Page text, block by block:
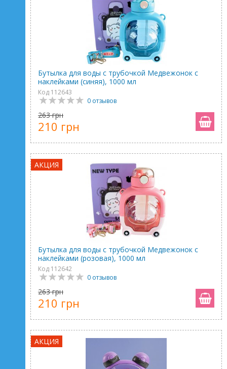
Бутылка для воды с трубочкой Медвежонок с
наклейками (синяя), 1000 мл
Код 112643
0 отзывов
263 грн
210 грн
АКЦИЯ
Бутылка для воды с трубочкой Медвежонок с
наклейками (розовая), 1000 мл
Код 112642
0 отзывов
263 грн
210 грн
АКЦИЯ